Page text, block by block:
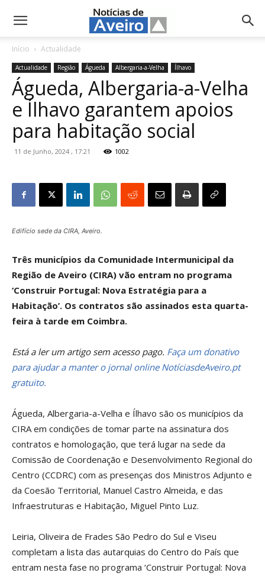
NotíciasdeAveiro.pt
Início Actualidade
Actualidade Região Águeda Albergaria-a-Velha Ílhavo
Águeda, Albergaria-a-Velha
e Ílhavo garantem apoios
para habitação social
11 de Junho, 2024 , 17:21 1002
Edifício sede da CIRA, Aveiro.
Três municípios da Comunidade Intermunicipal da
Região de Aveiro (CIRA) vão entram no programa
‘Construir Portugal: Nova Estratégia para a
Habitação’. Os contratos são assinados esta quarta-
feira à tarde em Coimbra.
Está a ler um artigo sem acesso pago. Faça um donativo
para ajudar a manter o jornal online NotíciasdeAveiro.pt
gratuito.
Águeda, Albergaria-a-Velha e Ílhavo são os municípios da
CIRA em condições de tomar parte na assinatura dos
contratos e homologação, que terá lugar na sede da
Comissão de Coordenação e Desenvolvimento Regional do
Centro (CCDRC) com as presenças dos Ministros Adjunto e
da Coesão Territorial, Manuel Castro Almeida, e das
Infraestruturas e Habitação, Miguel Pinto Luz.
Leiria, Oliveira de Frades São Pedro do Sul e Viseu
completam a lista das autarquias do Centro do País que
entram nesta fase no programa ‘Construir Portugal: Nova